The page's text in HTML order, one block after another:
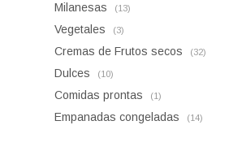
Milanesas (13)
Vegetales (3)
Cremas de Frutos secos (32)
Dulces (10)
Comidas prontas (1)
Empanadas congeladas (14)